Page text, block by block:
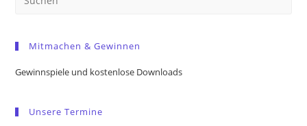
Mitmachen & Gewinnen
Gewinnspiele und kostenlose Downloads
Unsere Termine